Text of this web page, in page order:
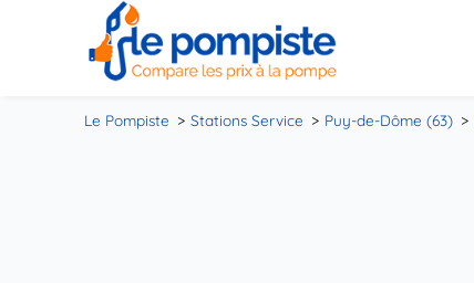
Le Pompiste Stations Service Puy-de-Dôme (63)